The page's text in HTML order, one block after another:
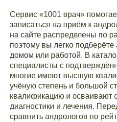
Сервис «1001 врач»
записаться на приём к
на сайте распределены по
поэтому вы легко
домом или работой. В
специалисты с
многие имеют высшую
учёную степень и большой
квалификацию и осваивают
диагностики и лечения.
сравнить андрологов по